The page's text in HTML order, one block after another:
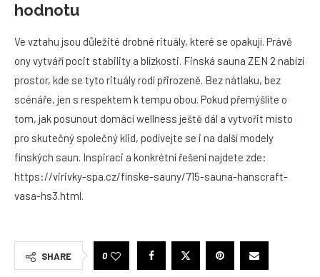
hodnotu
Ve vztahu jsou důležité drobné rituály, které se opakují. Právě
ony vytváří pocit stability a blízkosti. Finská sauna ZEN 2 nabízí
prostor, kde se tyto rituály rodí přirozeně. Bez nátlaku, bez
scénáře, jen s respektem k tempu obou. Pokud přemýšlíte o
tom, jak posunout domácí wellness ještě dál a vytvořit místo
pro skutečný společný klid, podívejte se i na další modely
finských saun. Inspiraci a konkrétní řešení najdete zde:
https://virivky-spa.cz/finske-sauny/715-sauna-hanscraft-
vasa-hs3.html.
SHARE 0